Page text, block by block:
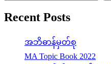
Recent Posts
အဘိဓာန်မှတ်စု
MA Topic Book 2022